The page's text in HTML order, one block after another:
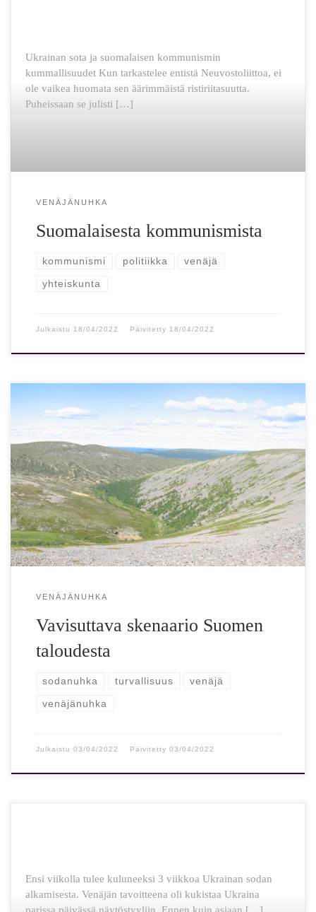
Ukrainan sota ja suomalaisen kommunismin
kummallisuudet Kun tarkastelee entistä Neuvostoliittoa, ei
ole vaikea huomata sen äärimmäistä ristiriitasuutta.
Puheissaan se julisti […]
VENÄJÄNUHKA
Suomalaisesta kommunismista
kommunismi politiikka venäjä
yhteiskunta
Julkaistu 18/04/2022 Päivitetty 18/04/2022
Sofi Oksanen esitti vavisuttavan skenaarion: Näin Venäjä
voisi tuhota Suomen talouden ampumatta laukaustakaan
Kirjailija Sofi Oksanen arvioi, että Suomen kynnys […]
VENÄJÄNUHKA
Vavisuttava skenaario Suomen
taloudesta
sodanuhka turvallisuus venäjä
venäjänuhka
Julkaistu 03/04/2022 Päivitetty 03/04/2022
Ensi viikolla tulee kuluneeksi 3 viikkoa Ukrainan sodan
alkamisesta. Venäjän tavoitteena oli kukistaa Ukraina